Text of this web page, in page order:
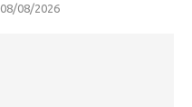
08/08/2026